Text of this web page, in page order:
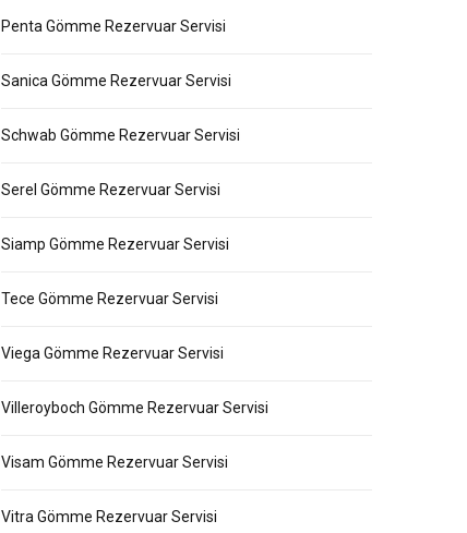
Penta Gömme Rezervuar Servisi
Sanica Gömme Rezervuar Servisi
Schwab Gömme Rezervuar Servisi
Serel Gömme Rezervuar Servisi
Siamp Gömme Rezervuar Servisi
Tece Gömme Rezervuar Servisi
Viega Gömme Rezervuar Servisi
Villeroyboch Gömme Rezervuar Servisi
Visam Gömme Rezervuar Servisi
Vitra Gömme Rezervuar Servisi